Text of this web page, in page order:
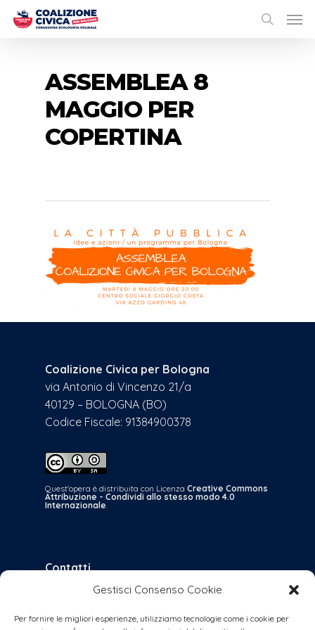
Gestisci Consenso Cookie
Per fornire le migliori esperienze, utilizziamo tecnologie come i cookie per
ASSEMBLEA 8
MAGGIO PER
COPERTINA
Coalizione Civica per Bologna
via Antonio di Vincenzo 21/a
40129 – BOLOGNA (BO)
Codice Fiscale: 91384900378
Quest'opera è distribuita con Licenza Creative Commons
Attribuzione - Condividi allo stesso modo 4.0
Internazionale.
Contatti
bologna@coalizionecivica.it
per qualsiasi questione